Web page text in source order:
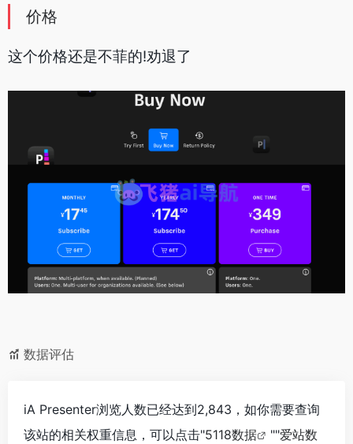
价格
这个价格还是不菲的!劝退了
数据评估
iA Presenter浏览人数已经达到2,843，如你需要查询
该站的相关权重信息，可以点击"5118数据 ""爱站数